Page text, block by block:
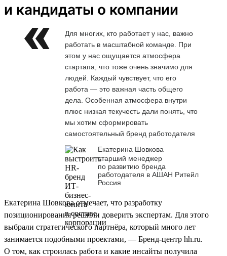
и кандидаты о компании
Для многих, кто работает у нас, важно
работать в масштабной команде. При
этом у нас ощущается атмосфера
стартапа, что тоже очень значимо для
людей. Каждый чувствует, что его
работа — это важная часть общего
дела. Особенная атмосфера внутри
плюс низкая текучесть дали понять, что
мы хотим сформировать
самостоятельный бренд работодателя
Екатерина Шовкова
старший менеджер
по развитию бренда
работодателя в АШАН Ритейл
Россия
Екатерина Шовкова отмечает, что разработку
позиционирования решили доверить экспертам. Для этого
выбрали стратегического партнёра, который много лет
занимается подобными проектами, — Бренд-центр hh.ru.
О том, как строилась работа и какие инсайты получила